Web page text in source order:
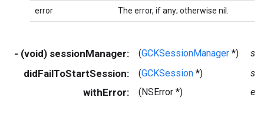
error The error, if any; otherwise nil.
- (void) sessionManager: (GCKSessionManager *)
didFailToStartSession: (GCKSession *)
withError: (NSError *)